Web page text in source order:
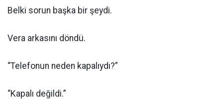
Belki sorun başka bir şeydi.
Vera arkasını döndü.
“Telefonun neden kapalıydı?”
“Kapalı değildi.”